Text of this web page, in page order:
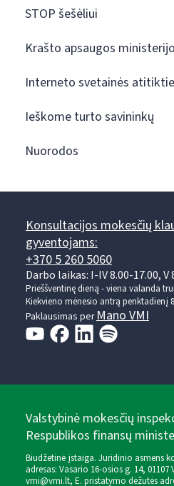
STOP šešėliui
Krašto apsaugos
Interneto svetainės
Ieškome turto savininkų
Nuorodos
Konsultacijos mokesčių
gyventojams:
+370 5 260 5060
Darbo laikas: I-IV 8.00-17.00, V
Prieššventinę dieną - viena valanda
Kiekvieno mėnesio antrą penktadienį
Paklausimas perMano VMI
Valstybinė mokesčių
Respublikos finansų
Biudžetinė įstaiga. Juridinio asmens
adresas: Vasario 16-osios g. 14,
vmi@vmi.lt, E. pristatymo dėžutės